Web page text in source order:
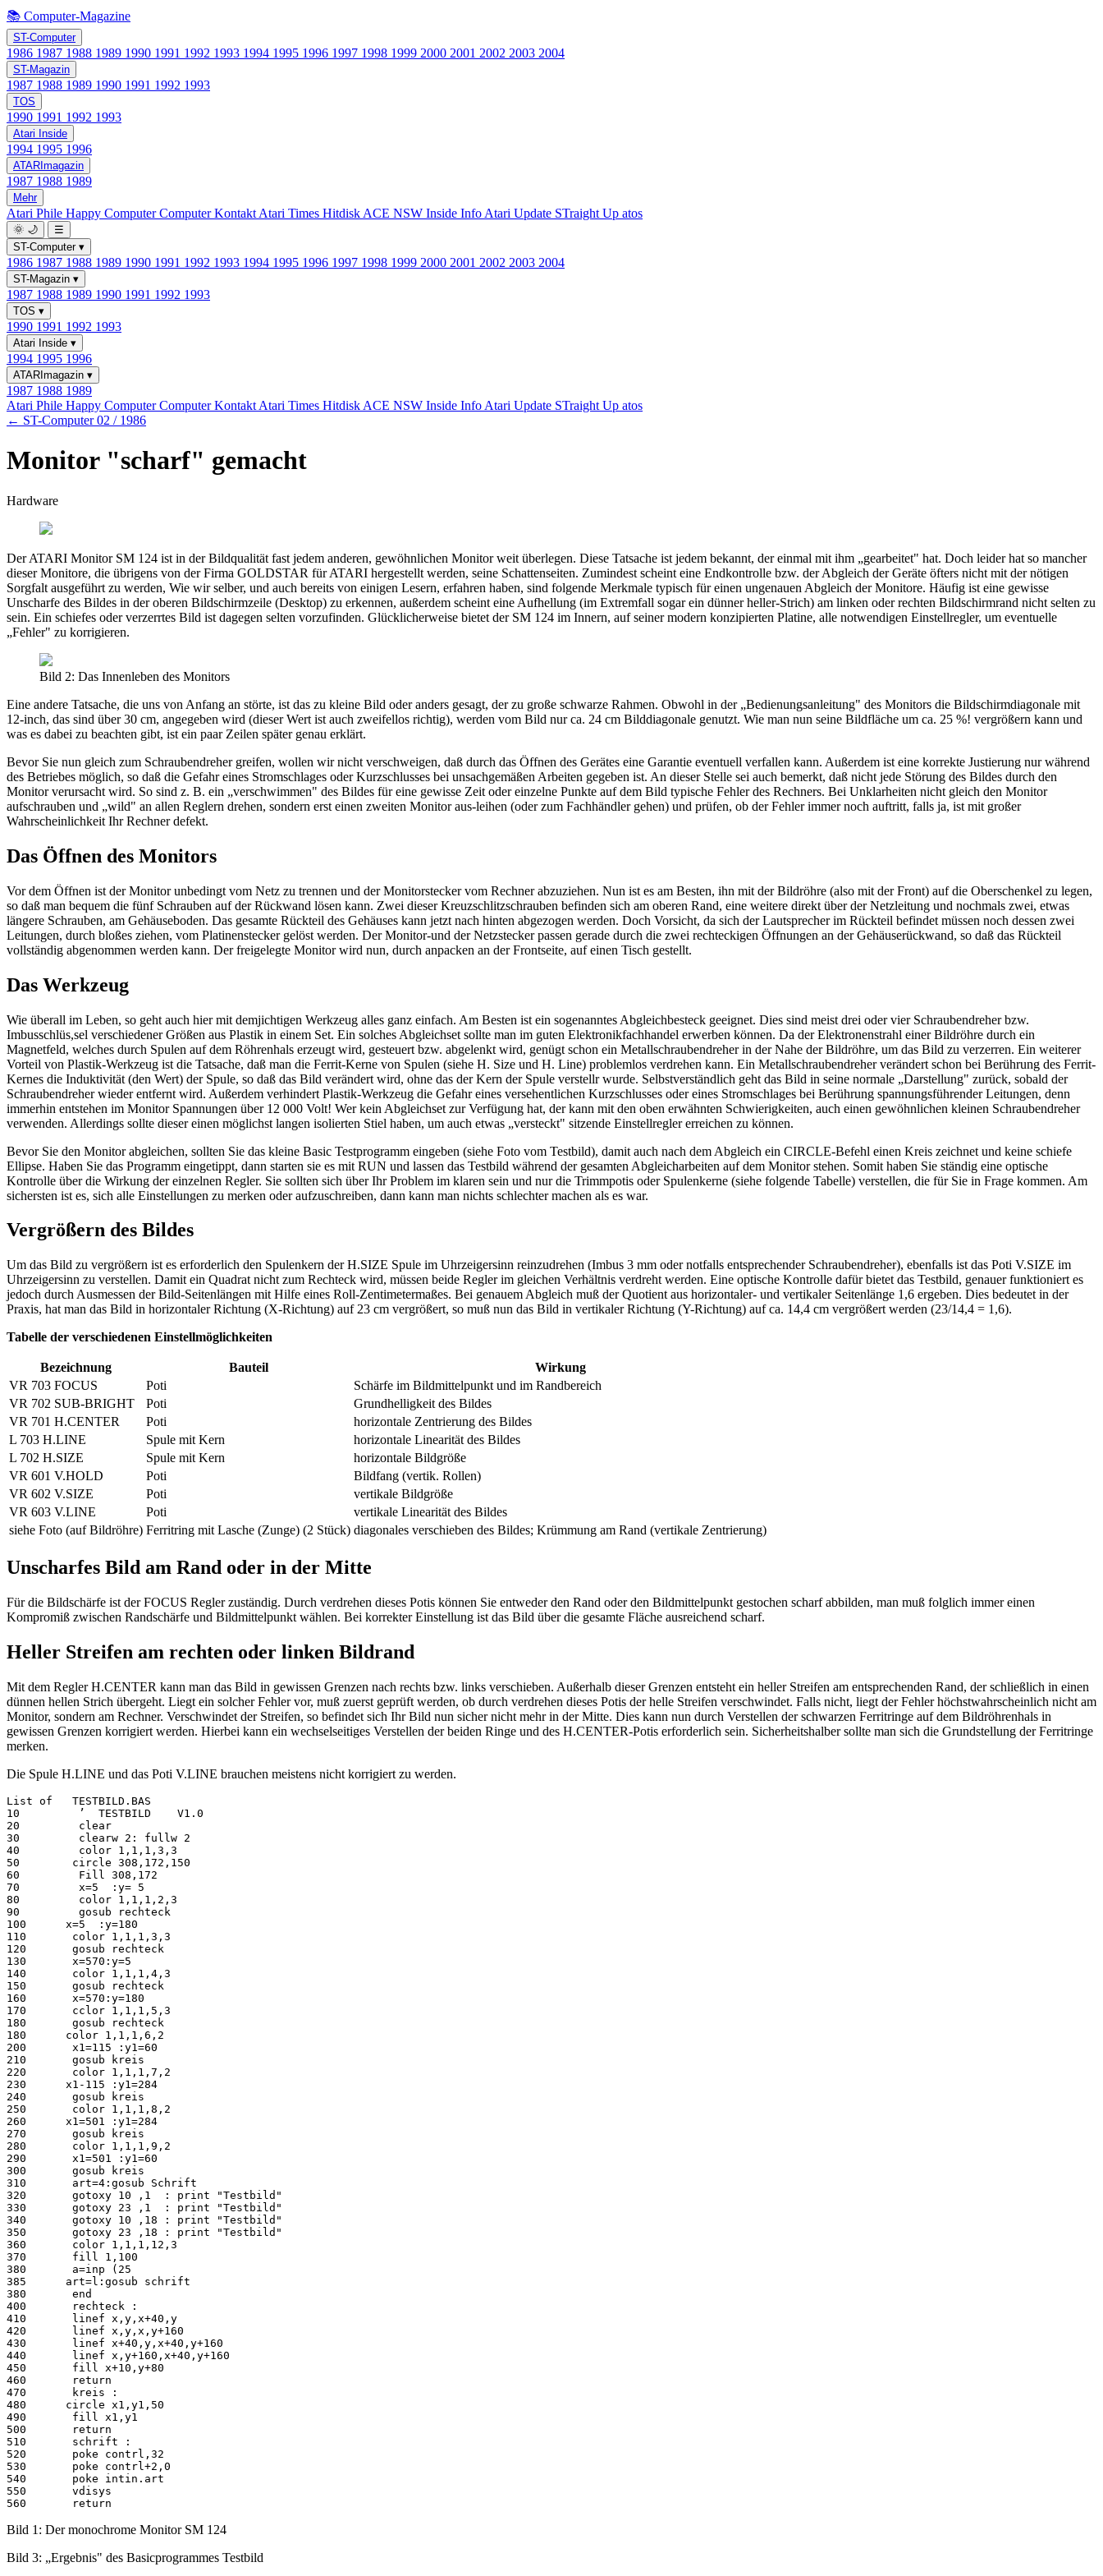
📚 Computer-Magazine
ST-Computer
1986 1987 1988 1989 1990 1991 1992 1993 1994 1995 1996 1997 1998 1999 2000 2001 2002 2003 2004
ST-Magazin
1987 1988 1989 1990 1991 1992 1993
TOS
1990 1991 1992 1993
Atari Inside
1994 1995 1996
ATARImagazin
1987 1988 1989
Mehr
Atari Phile Happy ComputerComputer Kontakt Atari Times Hitdisk ACE NSW Inside Info Atari Update STraight Up atos
🌞 🌙
☰
ST-Computer ▾
1986 1987 1988 1989 1990 1991 1992 1993 1994 1995 1996 1997 1998 1999 2000 2001 2002 2003 2004
ST-Magazin ▾
1987 1988 1989 1990 1991 1992 1993
TOS ▾
1990 1991 1992 1993
Atari Inside ▾
1994 1995 1996
ATARImagazin ▾
1987 1988 1989
Atari Phile Happy ComputerComputer Kontakt Atari Times Hitdisk ACE NSW Inside Info Atari Update STraight Up atos
← ST-Computer 02 / 1986
Monitor "scharf" gemacht
Hardware
Der ATARI Monitor SM 124 ist in der Bildqualität fast jedem anderen, gewöhnlichen Monitor weit überlegen. Diese Tatsache ist jedem bekannt, der einmal mit ihm „gearbeitet" hat. Doch leider hat so mancher
dieser Monitore, die übrigens von der Firma GOLDSTAR für ATARI hergestellt werden, seine Schattenseiten. Zumindest scheint eine Endkontrolle bzw. der Abgleich der Geräte öfters nicht mit der nötigen
Sorgfalt ausgeführt zu werden, Wie wir selber, und auch bereits von einigen Lesern, erfahren haben, sind folgende Merkmale typisch für einen ungenauen Abgleich der Monitore. Häufig ist eine gewisse
Unscharfe des Bildes in der oberen Bildschirmzeile (Desktop) zu erkennen, außerdem scheint eine Aufhellung (im Extremfall sogar ein dünner heller-Strich) am linken oder rechten Bildschirmrand nicht selten zu
sein. Ein schiefes oder verzerrtes Bild ist dagegen selten vorzufinden. Glücklicherweise bietet der SM 124 im Innern, auf seiner modern konzipierten Platine, alle notwendigen Einstellregler, um eventuelle
„Fehler" zu korrigieren.
Bild 2: Das Innenleben des Monitors
Eine andere Tatsache, die uns von Anfang an störte, ist das zu kleine Bild oder anders gesagt, der zu große schwarze Rahmen. Obwohl in der „Bedienungsanleitung" des Monitors die Bildschirmdiagonale mit
12-inch, das sind über 30 cm, angegeben wird (dieser Wert ist auch zweifellos richtig), werden vom Bild nur ca. 24 cm Bilddiagonale genutzt. Wie man nun seine Bildfläche um ca. 25 %! vergrößern kann und
was es dabei zu beachten gibt, ist ein paar Zeilen später genau erklärt.
Bevor Sie nun gleich zum Schraubendreher greifen, wollen wir nicht verschweigen, daß durch das Öffnen des Gerätes eine Garantie eventuell verfallen kann. Außerdem ist eine korrekte Justierung nur während
des Betriebes möglich, so daß die Gefahr eines Stromschlages oder Kurzschlusses bei unsachgemäßen Arbeiten gegeben ist. An dieser Stelle sei auch bemerkt, daß nicht jede Störung des Bildes durch den
Monitor verursacht wird. So sind z. B. ein „verschwimmen" des Bildes für eine gewisse Zeit oder einzelne Punkte auf dem Bild typische Fehler des Rechners. Bei Unklarheiten nicht gleich den Monitor
aufschrauben und „wild" an allen Reglern drehen, sondern erst einen zweiten Monitor aus-leihen (oder zum Fachhändler gehen) und prüfen, ob der Fehler immer noch auftritt, falls ja, ist mit großer
Wahrscheinlichkeit Ihr Rechner defekt.
Das Öffnen des Monitors
Vor dem Öffnen ist der Monitor unbedingt vom Netz zu trennen und der Monitorstecker vom Rechner abzuziehen. Nun ist es am Besten, ihn mit der Bildröhre (also mit der Front) auf die Oberschenkel zu legen,
so daß man bequem die fünf Schrauben auf der Rückwand lösen kann. Zwei dieser Kreuzschlitzschrauben befinden sich am oberen Rand, eine weitere direkt über der Netzleitung und nochmals zwei, etwas
längere Schrauben, am Gehäuseboden. Das gesamte Rückteil des Gehäuses kann jetzt nach hinten abgezogen werden. Doch Vorsicht, da sich der Lautsprecher im Rückteil befindet müssen noch dessen zwei
Leitungen, durch bloßes ziehen, vom Platinenstecker gelöst werden. Der Monitor-und der Netzstecker passen gerade durch die zwei rechteckigen Öffnungen an der Gehäuserückwand, so daß das Rückteil
vollständig abgenommen werden kann. Der freigelegte Monitor wird nun, durch anpacken an der Frontseite, auf einen Tisch gestellt.
Das Werkzeug
Wie überall im Leben, so geht auch hier mit demjichtigen Werkzeug alles ganz einfach. Am Besten ist ein sogenanntes Abgleichbesteck geeignet. Dies sind meist drei oder vier Schraubendreher bzw.
Imbusschlüs,sel verschiedener Größen aus Plastik in einem Set. Ein solches Abgleichset sollte man im guten Elektronikfachhandel erwerben können. Da der Elektronenstrahl einer Bildröhre durch ein
Magnetfeld, welches durch Spulen auf dem Röhrenhals erzeugt wird, gesteuert bzw. abgelenkt wird, genügt schon ein Metallschraubendreher in der Nahe der Bildröhre, um das Bild zu verzerren. Ein weiterer
Vorteil von Plastik-Werkzeug ist die Tatsache, daß man die Ferrit-Kerne von Spulen (siehe H. Size und H. Line) problemlos verdrehen kann. Ein Metallschraubendreher verändert schon bei Berührung des Ferrit-
Kernes die Induktivität (den Wert) der Spule, so daß das Bild verändert wird, ohne das der Kern der Spule verstellr wurde. Selbstverständlich geht das Bild in seine normale „Darstellung" zurück, sobald der
Schraubendreher wieder entfernt wird. Außerdem verhindert Plastik-Werkzeug die Gefahr eines versehentlichen Kurzschlusses oder eines Stromschlages bei Berührung spannungsführender Leitungen, denn
immerhin entstehen im Monitor Spannungen über 12 000 Volt! Wer kein Abgleichset zur Verfügung hat, der kann mit den oben erwähnten Schwierigkeiten, auch einen gewöhnlichen kleinen Schraubendreher
verwenden. Allerdings sollte dieser einen möglichst langen isolierten Stiel haben, um auch etwas „versteckt" sitzende Einstellregler erreichen zu können.
Bevor Sie den Monitor abgleichen, sollten Sie das kleine Basic Testprogramm eingeben (siehe Foto vom Testbild), damit auch nach dem Abgleich ein CIRCLE-Befehl einen Kreis zeichnet und keine schiefe
Ellipse. Haben Sie das Programm eingetippt, dann starten sie es mit RUN und lassen das Testbild während der gesamten Abgleicharbeiten auf dem Monitor stehen. Somit haben Sie ständig eine optische
Kontrolle über die Wirkung der einzelnen Regler. Sie sollten sich über Ihr Problem im klaren sein und nur die Trimmpotis oder Spulenkerne (siehe folgende Tabelle) verstellen, die für Sie in Frage kommen. Am
sichersten ist es, sich alle Einstellungen zu merken oder aufzuschreiben, dann kann man nichts schlechter machen als es war.
Vergrößern des Bildes
Um das Bild zu vergrößern ist es erforderlich den Spulenkern der H.SIZE Spule im Uhrzeigersinn reinzudrehen (Imbus 3 mm oder notfalls entsprechender Schraubendreher), ebenfalls ist das Poti V.SIZE im
Uhrzeigersinn zu verstellen. Damit ein Quadrat nicht zum Rechteck wird, müssen beide Regler im gleichen Verhältnis verdreht werden. Eine optische Kontrolle dafür bietet das Testbild, genauer funktioniert es
jedoch durch Ausmessen der Bild-Seitenlängen mit Hilfe eines Roll-Zentimetermaßes. Bei genauem Abgleich muß der Quotient aus horizontaler- und vertikaler Seitenlänge 1,6 ergeben. Dies bedeutet in der
Praxis, hat man das Bild in horizontaler Richtung (X-Richtung) auf 23 cm vergrößert, so muß nun das Bild in vertikaler Richtung (Y-Richtung) auf ca. 14,4 cm vergrößert werden (23/14,4 = 1,6).
Tabelle der verschiedenen Einstellmöglichkeiten
Bezeichnung Bauteil
Wirkung
VR 703 FOCUS
Poti
Schärfe im Bildmittelpunkt und im Randbereich
VR 702 SUB-BRIGHT
Poti
Grundhelligkeit des Bildes
VR 701 H.CENTER
Poti
horizontale Zentrierung des Bildes
L 703 H.LINE
Spule mit Kern
horizontale Linearität des Bildes
L 702 H.SIZE
Spule mit Kern
horizontale Bildgröße
VR 601 V.HOLD
Poti
Bildfang (vertik. Rollen)
VR 602 V.SIZE
Poti
vertikale Bildgröße
VR 603 V.LINE
Poti
vertikale Linearität des Bildes
siehe Foto (auf Bildröhre) Ferritring mit Lasche (Zunge) (2 Stück) diagonales verschieben des Bildes; Krümmung am Rand (vertikale Zentrierung)
Unscharfes Bild am Rand oder in der Mitte
Für die Bildschärfe ist der FOCUS Regler zuständig. Durch verdrehen dieses Potis können Sie entweder den Rand oder den Bildmittelpunkt gestochen scharf abbilden, man muß folglich immer einen
Kompromiß zwischen Randschärfe und Bildmittelpunkt wählen. Bei korrekter Einstellung ist das Bild über die gesamte Fläche ausreichend scharf.
Heller Streifen am rechten oder linken Bildrand
Mit dem Regler H.CENTER kann man das Bild in gewissen Grenzen nach rechts bzw. links verschieben. Außerhalb dieser Grenzen entsteht ein heller Streifen am entsprechenden Rand, der schließlich in einen
dünnen hellen Strich übergeht. Liegt ein solcher Fehler vor, muß zuerst geprüft werden, ob durch verdrehen dieses Potis der helle Streifen verschwindet. Falls nicht, liegt der Fehler höchstwahrscheinlich nicht am
Monitor, sondern am Rechner. Verschwindet der Streifen, so befindet sich Ihr Bild nun sicher nicht mehr in der Mitte. Dies kann nun durch Verstellen der schwarzen Ferritringe auf dem Bildröhrenhals in
gewissen Grenzen korrigiert werden. Hierbei kann ein wechselseitiges Verstellen der beiden Ringe und des H.CENTER-Potis erforderlich sein. Sicherheitshalber sollte man sich die Grundstellung der Ferritringe
merken.
Die Spule H.LINE und das Poti V.LINE brauchen meistens nicht korrigiert zu werden.
List of   TESTBILD.BAS
10         ’  TESTBILD    V1.0
20         clear
30         clearw 2: fullw 2
40         color 1,1,1,3,3
50        circle 308,172,150
60         Fill 308,172
70         x=5  :y= 5
80         color 1,1,1,2,3
90         gosub rechteck
100      x=5  :y=180
110       color 1,1,1,3,3
120       gosub rechteck
130       x=570:y=5
140       color 1,1,1,4,3
150       gosub rechteck
160       x=570:y=180
170       cclor 1,1,1,5,3
180       gosub rechteck
180      color 1,1,1,6,2
200       x1=115 :y1=60
210       gosub kreis
220       color 1,1,1,7,2
230      x1-115 :y1=284
240       gosub kreis
250       color 1,1,1,8,2
260      x1=501 :y1=284
270       gosub kreis
280       color 1,1,1,9,2
290       x1=501 :y1=60
300       gosub kreis
310       art=4:gosub Schrift
320       gotoxy 10 ,1  : print "Testbild"
330       gotoxy 23 ,1  : print "Testbild"
340       gotoxy 10 ,18 : print "Testbild"
350       gotoxy 23 ,18 : print "Testbild"
360       color 1,1,1,12,3
370       fill 1,100
380       a=inp (25
385      art=l:gosub schrift
380       end
400       rechteck :
410       linef x,y,x+40,y
420       linef x,y,x,y+160
430       linef x+40,y,x+40,y+160
440       linef x,y+160,x+40,y+160
450       fill x+10,y+80
460       return
470       kreis :
480      circle x1,y1,50
490       fill x1,y1
500       return
510       schrift :
520       poke contrl,32
530       poke contrl+2,0
540       poke intin.art
550       vdisys
Bild 1: Der monochrome Monitor SM 124
Bild 3: „Ergebnis" des Basicprogrammes Testbild